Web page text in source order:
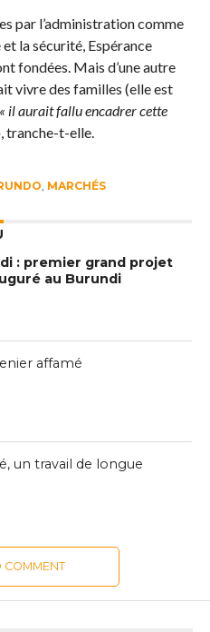
par l’administration comme
la sécurité, Espérance
fondées. Mais d’une autre
vivre des familles (elle est
« il aurait fallu encadrer cette
tranche-t-elle.
, MARCHÉS
: premier grand projet
au Burundi
affamé
un travail de longue
COMMENT